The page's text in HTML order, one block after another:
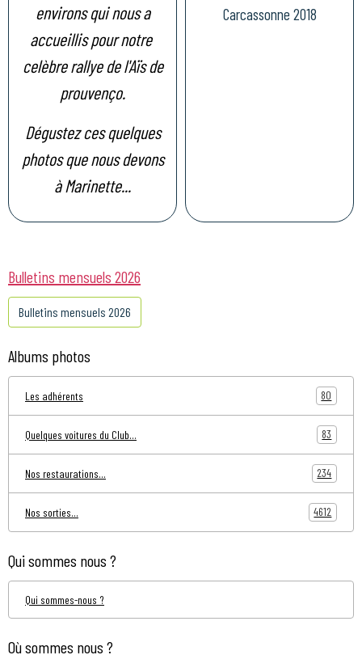
environs qui nous a
accueillis pour notre
celèbre rallye de l'Aïs de
prouvenço.
Dégustez ces quelques
photos que nous devons
à Marinette...
Carcassonne 2018
Bulletins mensuels 2026
Bulletins mensuels 2026
Albums photos
Les adhérents 80
Quelques voitures du Club... 83
Nos restaurations... 234
Nos sorties... 4612
Qui sommes nous ?
Qui sommes-nous ?
Où sommes nous ?